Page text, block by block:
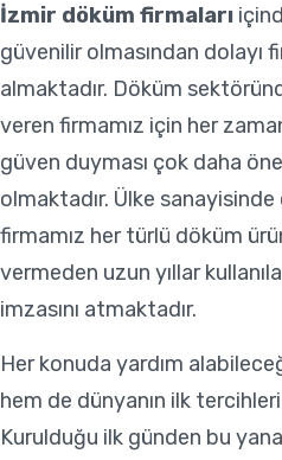
İzmir döküm firmaları
güvenilir olmasından dolayı
almaktadır. Döküm
veren firmamız için her
güven duyması çok daha
olmaktadır. Ülke
firmamız her türlü döküm
vermeden uzun yıllar
imzasını atmaktadır.
Her konuda yardım
hem de dünyanın ilk
Kurulduğu ilk günden bu